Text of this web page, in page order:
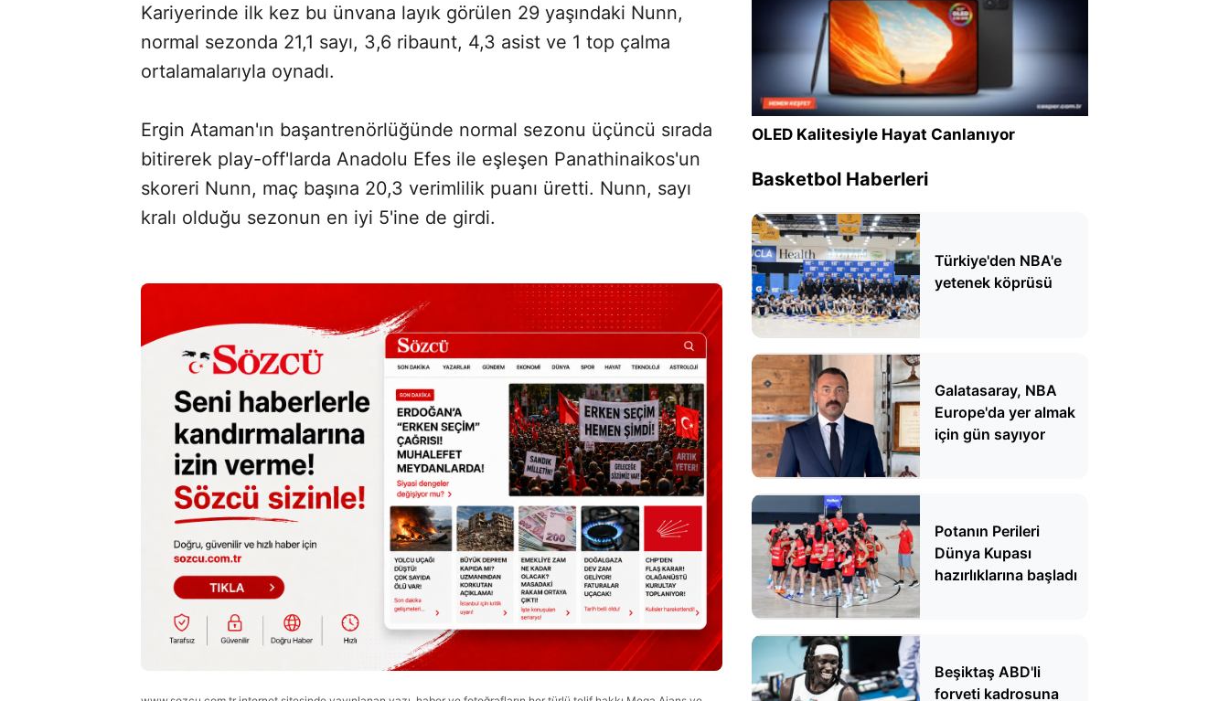
Kariyerinde ilk kez bu ünvana layık görülen 29 yaşındaki Nunn,
normal sezonda 21,1 sayı, 3,6 ribaunt, 4,3 asist ve 1 top çalma
ortalamalarıyla oynadı.
Ergin Ataman'ın başantrenörlüğünde normal sezonu üçüncü sırada
bitirerek play-off'larda Anadolu Efes ile eşleşen Panathinaikos'un
skoreri Nunn, maç başına 20,3 verimlilik puanı üretti. Nunn, sayı
kralı olduğu sezonun en iyi 5'ine de girdi.
OLED Kalitesiyle Hayat Canlanıyor
Basketbol Haberleri
Türkiye'den NBA'e
yetenek köprüsü
Galatasaray, NBA
Europe'da yer almak
için gün sayıyor
Potanın Perileri
Dünya Kupası
hazırlıklarına başladı
Beşiktaş ABD'li
forveti kadrosuna